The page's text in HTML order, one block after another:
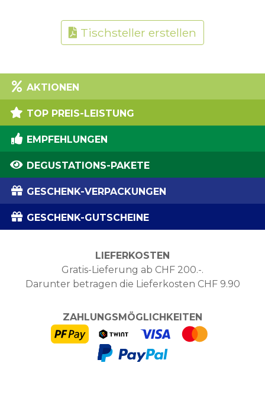
Tischsteller erstellen
AKTIONEN
TOP PREIS-LEISTUNG
EMPFEHLUNGEN
DEGUSTATIONS-PAKETE
GESCHENK-VERPACKUNGEN
GESCHENK-GUTSCHEINE
LIEFERKOSTEN
Gratis-Lieferung ab CHF 200.-.
Darunter betragen die Lieferkosten CHF 9.90
ZAHLUNGSMÖGLICHKEITEN